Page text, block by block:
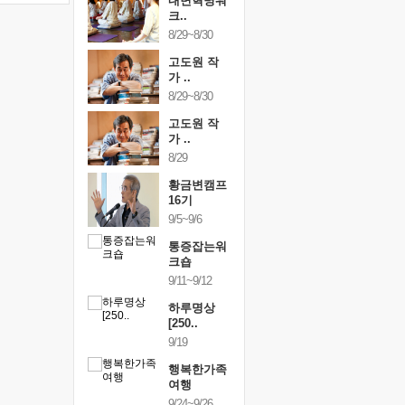
크..
8/29~8/30
고도원 작
가 ..
8/29~8/30
고도원 작
가 ..
8/29
황금변캠프
16기
9/5~9/6
통증잡는워
크숍
9/11~9/12
하루명상
[250..
9/19
행복한가족
여행